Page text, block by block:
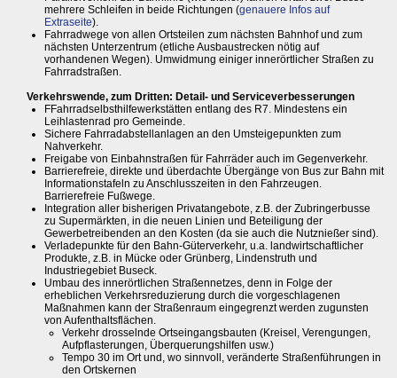
mehrere Schleifen in beide Richtungen (genauere Infos auf
Extraseite).
Fahrradwege von allen Ortsteilen zum nächsten Bahnhof und zum
nächsten Unterzentrum (etliche Ausbaustrecken nötig auf
vorhandenen Wegen). Umwidmung einiger innerörtlicher Straßen zu
Fahrradstraßen.
Verkehrswende, zum Dritten: Detail- und Serviceverbesserungen
FFahrradselbsthilfewerkstätten entlang des R7. Mindestens ein
Leihlastenrad pro Gemeinde.
Sichere Fahrradabstellanlagen an den Umsteigepunkten zum
Nahverkehr.
Freigabe von Einbahnstraßen für Fahrräder auch im Gegenverkehr.
Barrierefreie, direkte und überdachte Übergänge von Bus zur Bahn mit
Informationstafeln zu Anschlusszeiten in den Fahrzeugen.
Barrierefreie Fußwege.
Integration aller bisherigen Privatangebote, z.B. der Zubringerbusse
zu Supermärkten, in die neuen Linien und Beteiligung der
Gewerbetreibenden an den Kosten (da sie auch die Nutznießer sind).
Verladepunkte für den Bahn-Güterverkehr, u.a. landwirtschaftlicher
Produkte, z.B. in Mücke oder Grünberg, Lindenstruth und
Industriegebiet Buseck.
Umbau des innerörtlichen Straßennetzes, denn in Folge der
erheblichen Verkehrsreduzierung durch die vorgeschlagenen
Maßnahmen kann der Straßenraum eingegrenzt werden zugunsten
von Aufenthaltsflächen.
Verkehr drosselnde Ortseingangsbauten (Kreisel, Verengungen,
Aufpflasterungen, Überquerungshilfen usw.)
Tempo 30 im Ort und, wo sinnvoll, veränderte Straßenführungen in
den Ortskernen